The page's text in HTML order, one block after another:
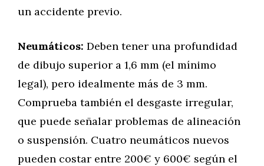
un accidente previo.
Neumáticos: Deben tener una profundidad
de dibujo superior a 1,6 mm (el mínimo
legal), pero idealmente más de 3 mm.
Comprueba también el desgaste irregular,
que puede señalar problemas de alineación
o suspensión. Cuatro neumáticos nuevos
pueden costar entre 200€ y 600€ según el